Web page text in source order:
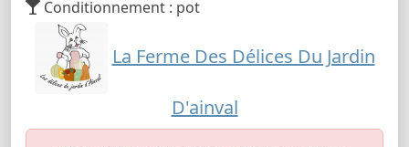
Conditionnement : pot
La Ferme Des Délices Du Jardin
D'ainval